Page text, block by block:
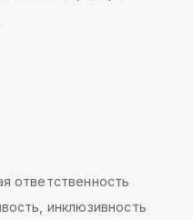
ответственность
инклюзивность